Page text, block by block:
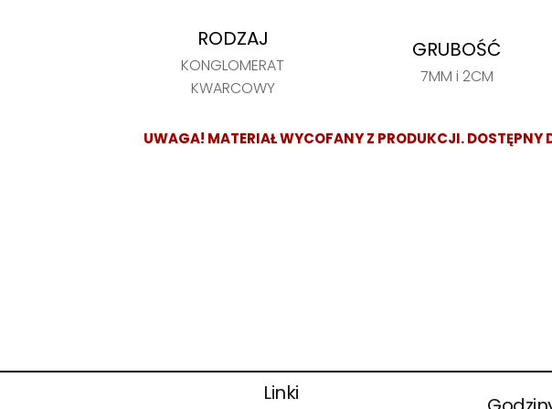
RODZAJ
KONGLOMERAT
KWARCOWY
GRUBOŚĆ
7MM i 2CM
UWAGA! MATERIAŁ WYCOFANY Z PRODUKCJI. DOSTĘPNY
Linki